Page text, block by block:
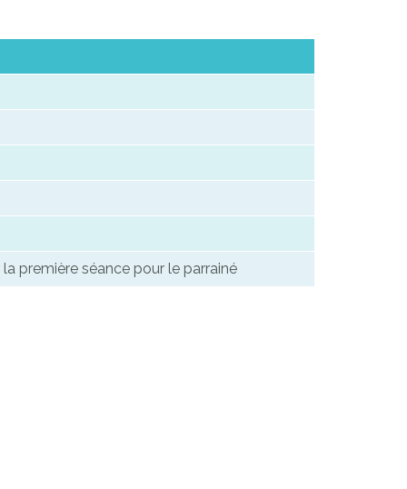
première séance pour le parrainé